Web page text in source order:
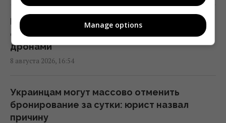
На Херсонщине россиянам приказали
начать "свободную охоту" на
автотранспорт, – ОВА
16:09 суббота, 08 августа 2026
производство ракет: эксперт сказал, что
для этого нужно
16:03 суббота, 08 августа 2026
РФ объявила «свободную охоту»: где
оккупанты существенно усилят атаки
дронами
8 августа 2026, 16:54
Украинцам могут массово отменить
бронирование за сутки: юрист назвал
причину
Manage options